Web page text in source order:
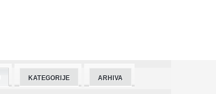
otac Lionela Mesija
KATEGORIJE ARHIVA